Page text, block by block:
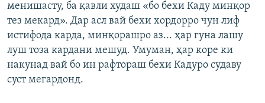
менишасту, ба қавли худаш «бо бехи Каду минқор
тез мекард». Дар асл вай бехи хордорро чун лиф
истифода карда, минқорашро аз... ҳар гуна лашу
луш тоза кардани мешуд. Умуман, ҳар коре ки
накунад вай бо ин рафтораш бехи Кадуро судаву
суст мегардонд.